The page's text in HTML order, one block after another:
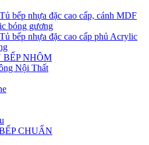
bếp nhựa đặc cao cấp, cánh MDF
bóng gương
bếp nhựa đặc cao cấp phủ Acrylic
NHÔM
Nội Thất
CHUẨN